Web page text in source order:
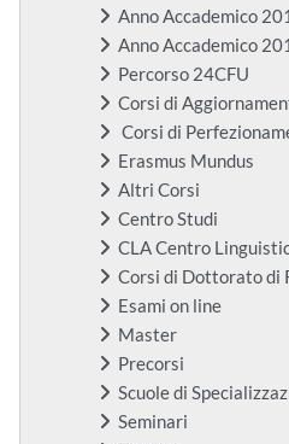
Anno Accademico
Anno Accademico
Percorso 24CFU
Corsi di
Corsi di
Erasmus Mundus
Altri Corsi
Centro Studi
CLA Centro
Corsi di Dottorato di
Esami on line
Master
Precorsi
Scuole di
Seminari